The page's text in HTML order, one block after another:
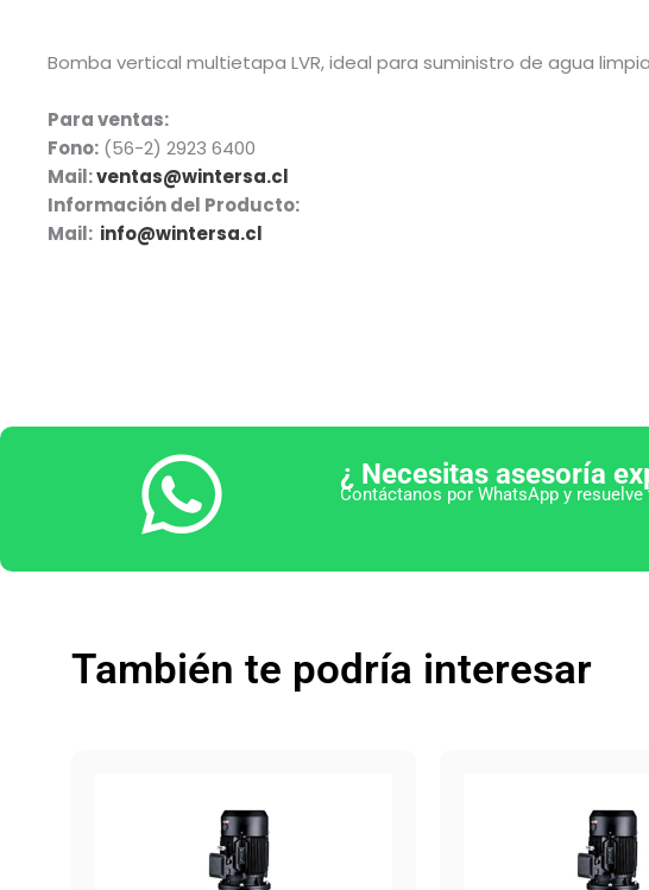
Bomba vertical multietapa LVR, ideal para suministro de agua
Para ventas:
Fono: (56-2) 2923 6400
Mail:ventas@wintersa.cl
Información del Producto:
Mail: info@wintersa.cl
¿ Necesitas asesoría
Contáctanos por WhatsApp y
También te podría interesar